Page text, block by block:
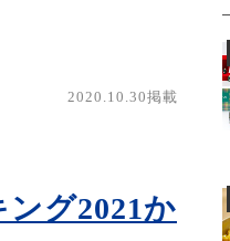
2020.10.30掲載
ング2021か